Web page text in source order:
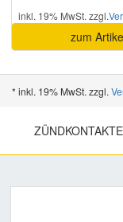
inkl. 19% MwSt. zzgl.
zum
* inkl. 19% MwSt. zzgl.
Smart
Suzuki
Toyota